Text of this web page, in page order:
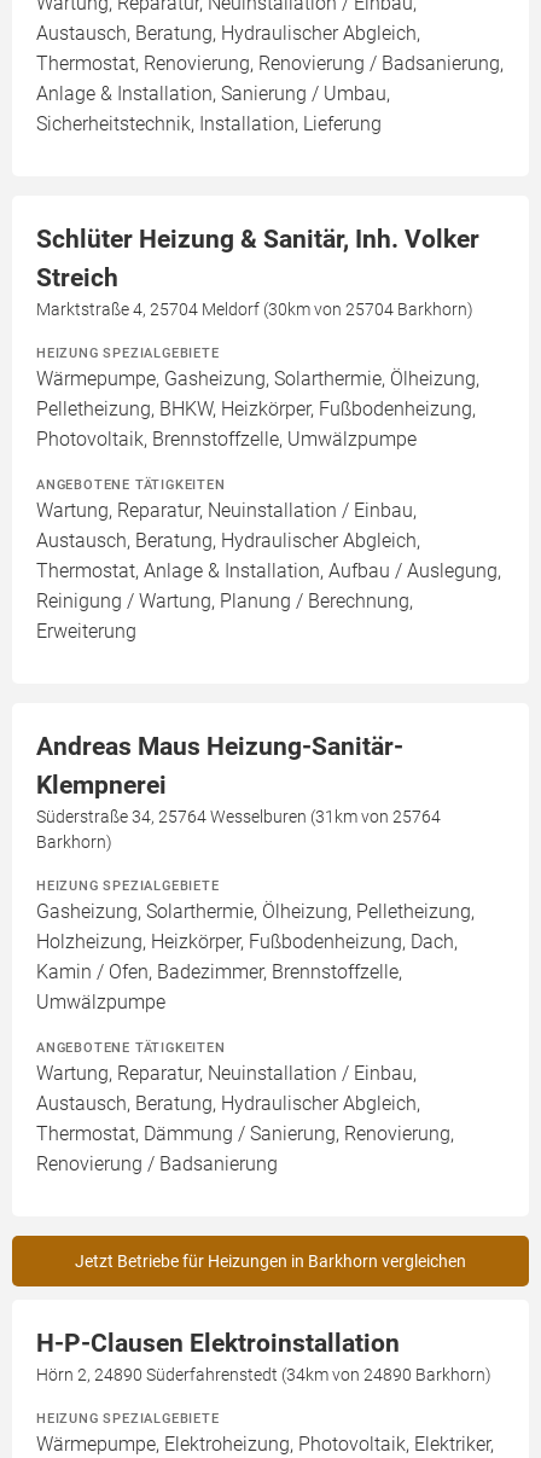
Austausch, Beratung, Hydraulischer Abgleich,
Thermostat, Renovierung, Renovierung / Badsanierung,
Anlage & Installation, Sanierung / Umbau,
Sicherheitstechnik, Installation, Lieferung
Schlüter Heizung & Sanitär, Inh. Volker
Streich
Marktstraße 4, 25704 Meldorf (30km von 25704 Barkhorn)
HEIZUNG SPEZIALGEBIETE
Wärmepumpe, Gasheizung, Solarthermie, Ölheizung,
Pelletheizung, BHKW, Heizkörper, Fußbodenheizung,
Photovoltaik, Brennstoffzelle, Umwälzpumpe
ANGEBOTENE TÄTIGKEITEN
Wartung, Reparatur, Neuinstallation / Einbau,
Austausch, Beratung, Hydraulischer Abgleich,
Thermostat, Anlage & Installation, Aufbau / Auslegung,
Reinigung / Wartung, Planung / Berechnung,
Erweiterung
Andreas Maus Heizung-Sanitär-
Klempnerei
Süderstraße 34, 25764 Wesselburen (31km von 25764
Barkhorn)
HEIZUNG SPEZIALGEBIETE
Gasheizung, Solarthermie, Ölheizung, Pelletheizung,
Holzheizung, Heizkörper, Fußbodenheizung, Dach,
Kamin / Ofen, Badezimmer, Brennstoffzelle,
Umwälzpumpe
ANGEBOTENE TÄTIGKEITEN
Wartung, Reparatur, Neuinstallation / Einbau,
Austausch, Beratung, Hydraulischer Abgleich,
Thermostat, Dämmung / Sanierung, Renovierung,
Renovierung / Badsanierung
Jetzt Betriebe für Heizungen in Barkhorn vergleichen
H-P-Clausen Elektroinstallation
Hörn 2, 24890 Süderfahrenstedt (34km von 24890 Barkhorn)
HEIZUNG SPEZIALGEBIETE
Wärmepumpe, Elektroheizung, Photovoltaik, Elektriker,